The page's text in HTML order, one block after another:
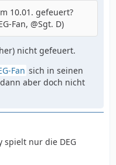
10.01. gefeuert?
Fan, @Sgt. D)
nicht gefeuert.
Fan sich in seinen
aber doch nicht
spielt nur die DEG